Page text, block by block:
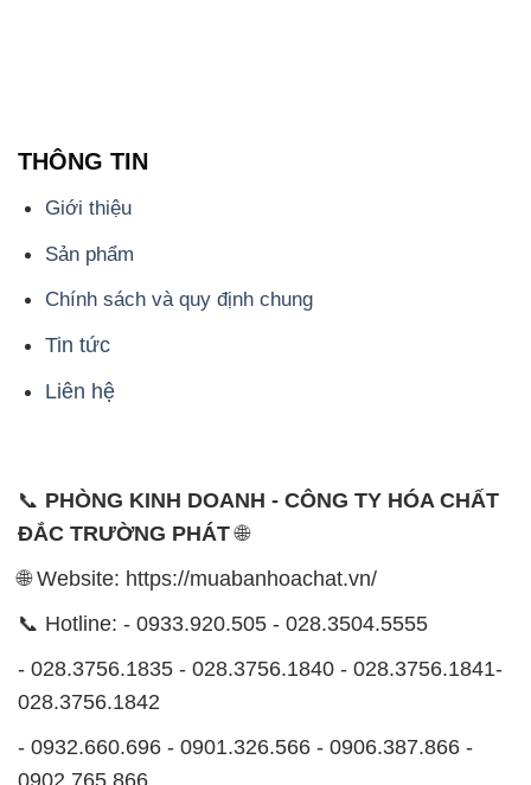
THÔNG TIN
Giới thiệu
Sản phẩm
Chính sách và quy định chung
Tin tức
Liên hệ
📞 PHÒNG KINH DOANH - CÔNG TY HÓA CHẤT
ĐẮC TRƯỜNG PHÁT🌐
🌐 Website: https://muabanhoachat.vn/
📞 Hotline: - 0933.920.505 - 028.3504.5555
- 028.3756.1835 - 028.3756.1840 - 028.3756.1841-
028.3756.1842
- 0932.660.696 - 0901.326.566 - 0906.387.866 -